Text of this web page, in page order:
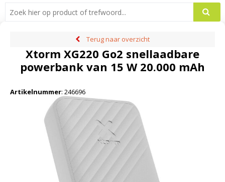
Terug naar overzicht
Xtorm XG220 Go2 snellaadbare
powerbank van 15 W 20.000 mAh
Artikelnummer: 246696